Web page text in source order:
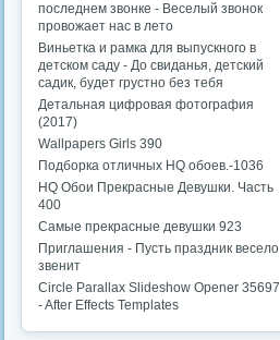
последнем звонке - Веселый звонок
провожает нас в лето
Виньетка и рамка для выпускного в
детском саду - До свиданья, детский
садик, будет грустно без тебя
Детальная цифровая фотография
(2017)
Wallpapers Girls 390
Подборка отличных HQ обоев.-1036
HQ Обои Прекрасные Девушки. Часть
400
Самые прекрасные девушки 923
Приглашения - Пусть праздник весело
звенит
Circle Parallax Slideshow Opener 35697
- After Effects Templates